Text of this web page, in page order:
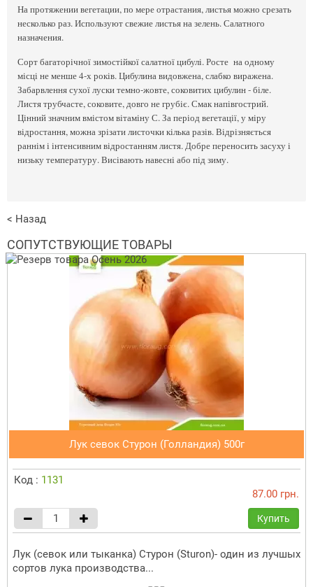
На протяжении вегетации, по мере отрастания, листья можно срезать
несколько раз. Используют свежие листья на зелень. Салатного
назначения.
Сорт багаторічної зимостійкої салатної цибулі. Росте на одному
місці не менше 4-х років. Цибулина видовжена, слабко виражена.
Забарвлення сухої луски темно-жовте, соковитих цибулин - біле.
Листя трубчасте, соковите, довго не грубіє. Смак напівгострий.
Цінний значним вмістом вітаміну С. За період вегетації, у міру
відростання, можна зрізати листочки кілька разів. Відрізняється
раннім і інтенсивним відростанням листя. Добре переносить засуху і
низьку температуру. Висівають навесні або під зиму.
< Назад
СОПУТСТВУЮЩИЕ ТОВАРЫ
Лук севок Стурон (Голландия) 500г
Код : 1131
87.00 грн.
Купить
Лук (севок или тыканка) Стурон (Sturon)- один из лучшых
сортов лука производства...